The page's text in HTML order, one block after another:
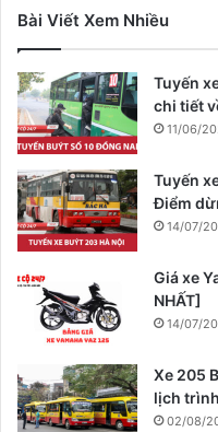
Bài Viết Xem Nhiều
Tuyến
chi tiết
11/06/
Tuyến
Điểm
14/07/
Giá xe
NHẤT]
14/07/
Xe 205
lịch
02/08/